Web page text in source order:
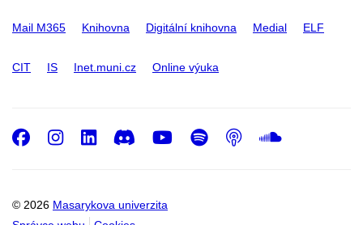
Mail M365 Knihovna Digitální knihovna Medial ELF
CIT IS Inet.muni.cz Online výuka
© 2026 Masarykova univerzita
Facebook
Instagram
LinkedIn
DiscordYoutube
Spotify
Podcast